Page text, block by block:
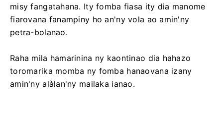
misy fangatahana. Ity fomba fiasa ity dia manome
fiarovana fanampiny ho an'ny vola ao amin'ny
petra-bolanao.
Raha mila hamarinina ny kaontinao dia hahazo
toromarika momba ny fomba hanaovana izany
amin'ny alàlan'ny mailaka ianao.